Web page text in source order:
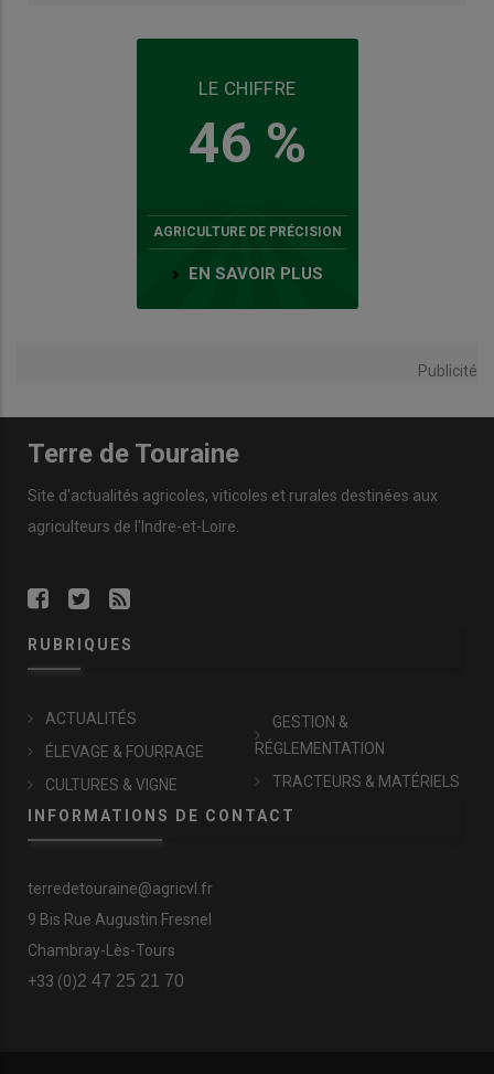
LE CHIFFRE
46 %
AGRICULTURE DE PRÉCISION
EN SAVOIR PLUS
Publicité
Terre de Touraine
Site d'actualités agricoles, viticoles et rurales destinées aux
agriculteurs de l'Indre-et-Loire.
RUBRIQUES
ACTUALITÉS
ÉLEVAGE & FOURRAGE
CULTURES & VIGNE
GESTION &
RÉGLEMENTATION
TRACTEURS & MATÉRIELS
INFORMATIONS DE CONTACT
terredetouraine@agricvl.fr
9 Bis Rue Augustin Fresnel
Chambray-Lès-Tours
+33 (0)2 47 25 21 70